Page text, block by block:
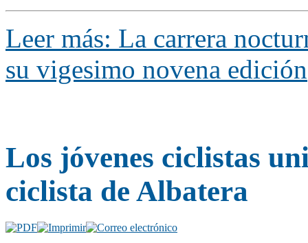
Leer más: La carrera
su vigesimo novena edición
Los jóvenes ciclistas
ciclista de Albatera